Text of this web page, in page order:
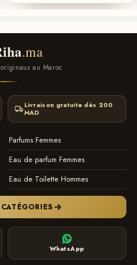
.ma
au Maroc
Livraison gratuite dès 200
MAD
Parfums Femmes
Eau de parfum Femmes
Eau de Toilette Hommes
WhatsApp